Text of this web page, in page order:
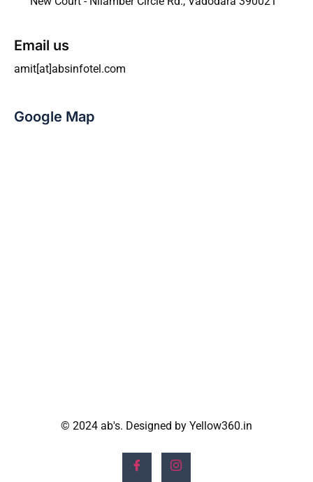
Email us
amit[at]absinfotel.com
Google Map
© 2024 ab's. Designed by Yellow360.in